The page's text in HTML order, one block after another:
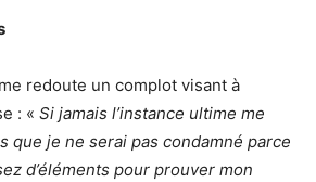
redoute un complot visant à
: « Si jamais l’instance ultime me
que je ne serai pas condamné parce
d’éléments pour prouver mon